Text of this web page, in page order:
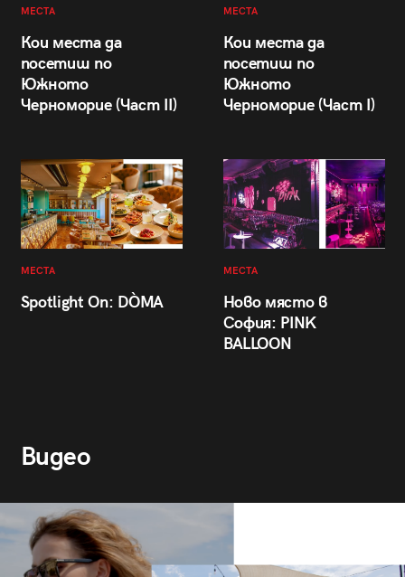
МЕСТА
Кои места да
посетиш по
Южното
Черноморие (Част II)
МЕСТА
Кои места да
посетиш по
Южното
Черноморие (Част I)
МЕСТА
Spotlight On: DÒMA
МЕСТА
Ново място в
София: PINK
BALLOON
Видео